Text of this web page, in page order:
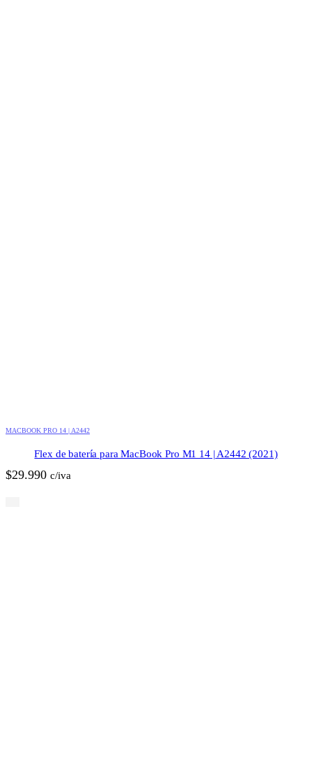
MACBOOK PRO 14 | A2442
Flex de batería para MacBook Pro M1 14 | A2442 (2021)
$29.990 c/iva